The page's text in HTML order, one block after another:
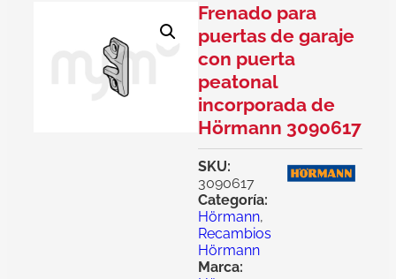
Frenado para
puertas de garaje
con puerta
peatonal
incorporada de
Hörmann 3090617
SKU:
3090617
Categoría:
Hörmann,
Recambios
Hörmann
Marca: